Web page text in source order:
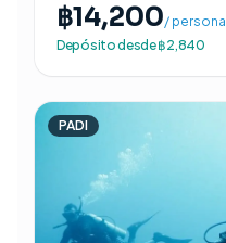
฿14,200/ persona
Depósito desde ฿2,840
PADI